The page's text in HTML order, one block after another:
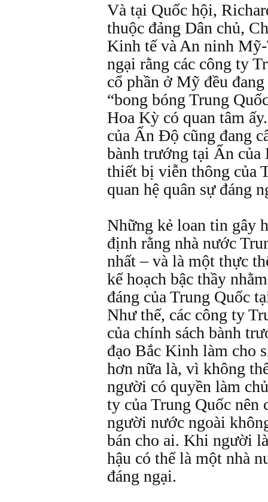
Và tại Quốc hội,
thuộc đảng Dân chủ,
Kinh tế và An ninh
ngại rằng các công ty
cổ phần ở Mỹ đều
“bong bóng Trung
Hoa Kỳ có quan tâm
của Ấn Ðộ cũng đang
bành trướng tại Ấn của
thiết bị viễn thông của
quan hệ quân sự đáng
Những kẻ loan tin gây
định rằng nhà nước
nhất – và là một thực
kế hoạch bậc thầy
đáng của Trung Quốc
Như thế, các công ty
của chính sách bành
đạo Bắc Kinh làm cho
hơn nữa là, vì không
người có quyền làm
ty của Trung Quốc nên
người nước ngoài
bán cho ai. Khi người
hậu có thể là một nhà
đáng ngại.